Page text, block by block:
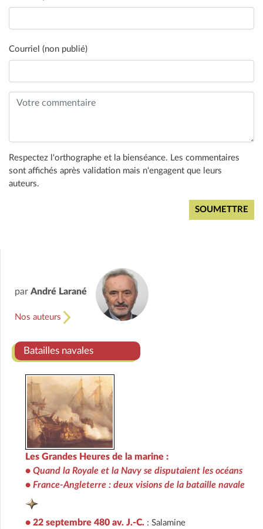
Courriel (non publié)
Respectez l'orthographe et la bienséance. Les commentaires
sont affichés après validation mais n'engagent que leurs
auteurs.
par André Larané
Nos auteurs
Batailles navales
Les Grandes Heures de la marine :
• Quand la Royale et la Navy se disputaient les océans
• France-Angleterre : deux visions de la bataille navale
• 22 septembre 480 av. J.-C. : Salamine